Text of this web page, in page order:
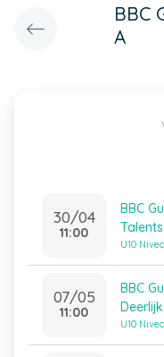
BBC
A
30/04
11:00
BBC
U10
07/05
11:00
BBC
U10